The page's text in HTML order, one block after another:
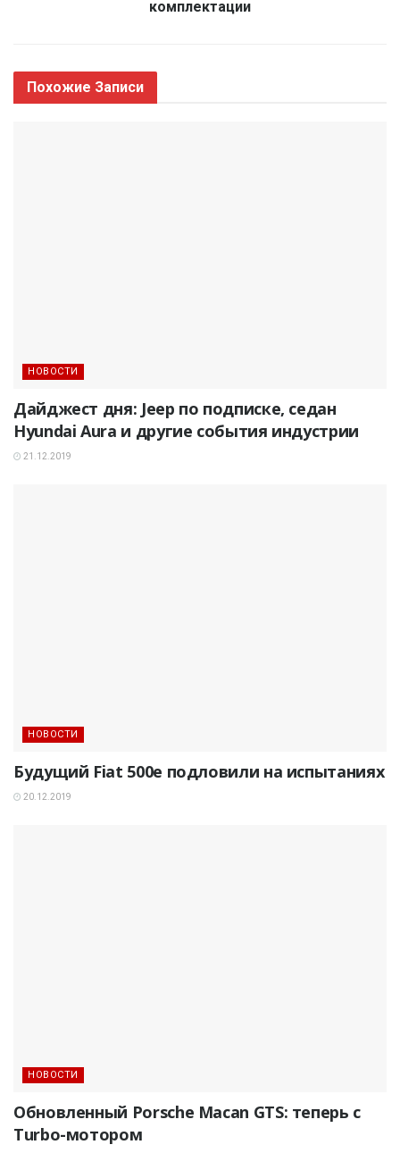
комплектации
Похожие Записи
НОВОСТИ
Дайджест дня: Jeep по подписке, седан
Hyundai Aura и другие события индустрии
21.12.2019
НОВОСТИ
Будущий Fiat 500e подловили на испытаниях
20.12.2019
НОВОСТИ
Обновленный Porsche Macan GTS: теперь с
Turbo-мотором